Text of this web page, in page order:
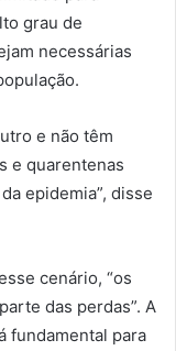
grau de
necessárias
e não têm
e quarentenas
epidemia”, disse
cenário, “os
das perdas”. A
fundamental para